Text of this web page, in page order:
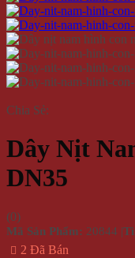
Chia Sẻ:
Dây Nịt
DN35
(0)
Mã Sản Phẩm: 20844 |
2 Đã Bán